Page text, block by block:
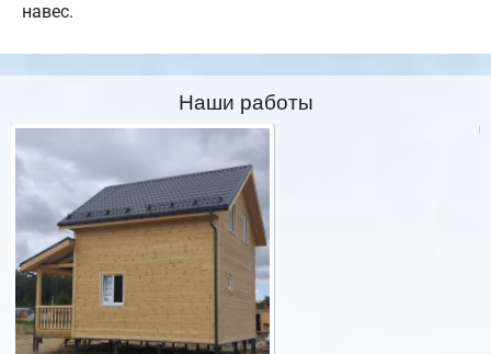
навес.
Наши работы